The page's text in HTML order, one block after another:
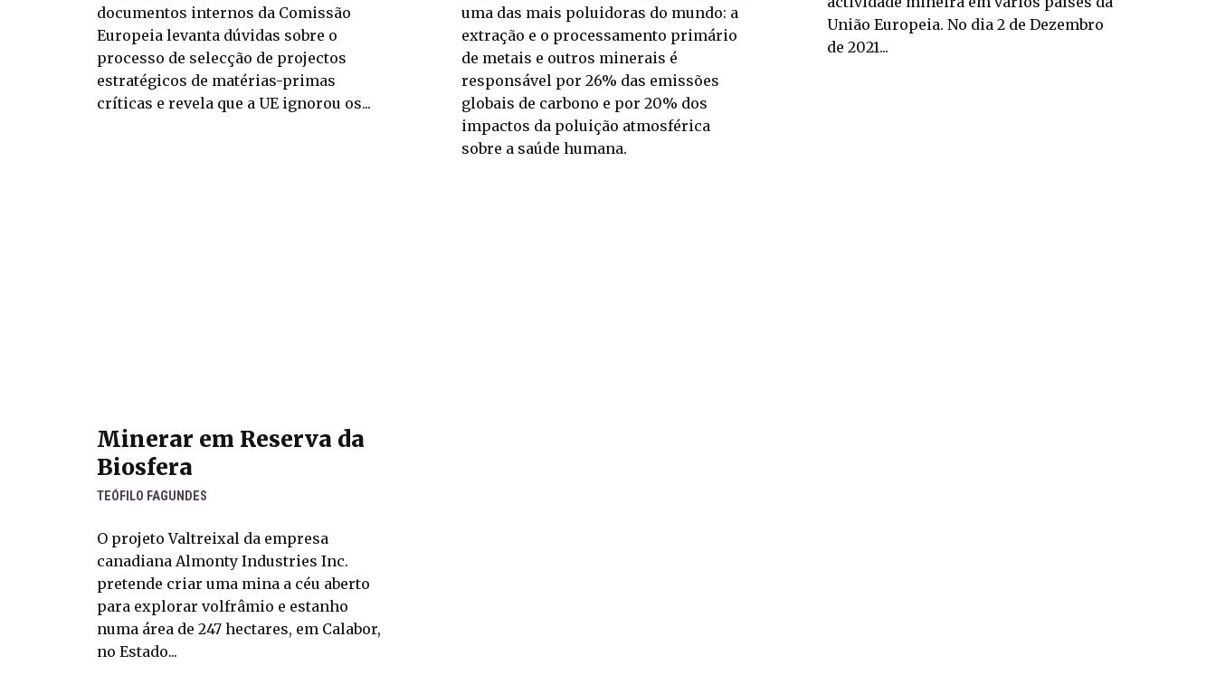
documentos internos da Comissão
Europeia levanta dúvidas sobre o
processo de selecção de projectos
estratégicos de matérias-primas
críticas e revela que a UE ignorou os...
uma das mais poluidoras do mundo: a
extração e o processamento primário
de metais e outros minerais é
responsável por 26% das emissões
globais de carbono e por 20% dos
impactos da poluição atmosférica
sobre a saúde humana.
União Europeia. No dia 2 de Dezembro
de 2021...
Minerar em Reserva da
Biosfera
TEÓFILO FAGUNDES
O projeto Valtreixal da empresa
canadiana Almonty Industries Inc.
pretende criar uma mina a céu aberto
para explorar volfrâmio e estanho
numa área de 247 hectares, em Calabor,
no Estado...